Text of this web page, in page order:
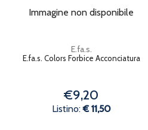
Immagine non disponibile
E.fa.s.
E.fa.s. Colors Forbice Acconciatura
€9,20
Listino:€ 11,50